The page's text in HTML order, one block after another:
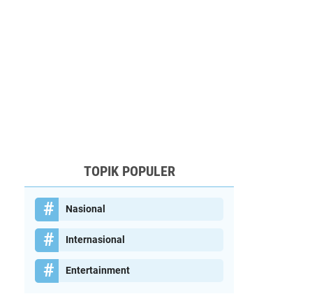
TOPIK POPULER
Nasional
Internasional
Entertainment